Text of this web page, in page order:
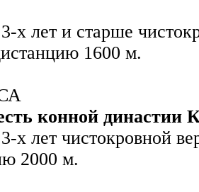
х лет и старше
1600 м.
конной династии
х лет чистокровной
2000 м.